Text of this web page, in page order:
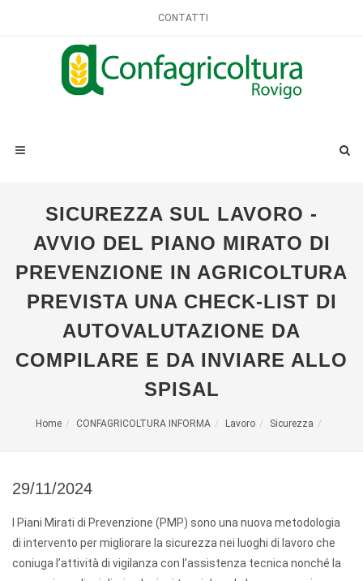
CONTATTI
SICUREZZA SUL LAVORO -
AVVIO DEL PIANO MIRATO DI
PREVENZIONE IN AGRICOLTURA
PREVISTA UNA CHECK-LIST DI
AUTOVALUTAZIONE DA
COMPILARE E DA INVIARE ALLO
SPISAL
Home CONFAGRICOLTURA INFORMA Lavoro Sicurezza
29/11/2024
I Piani Mirati di Prevenzione (PMP) sono una nuova metodologia
di intervento per migliorare la sicurezza nei luoghi di lavoro che
coniuga l’attività di vigilanza con l’assistenza tecnica nonché la